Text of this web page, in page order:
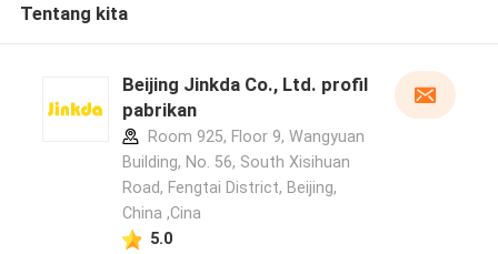
Tentang kita
Beijing Jinkda Co., Ltd. profil
pabrikan
Room 925, Floor 9, Wangyuan
Building, No. 56, South Xisihuan
Road, Fengtai District, Beijing,
China ,Cina
5.0